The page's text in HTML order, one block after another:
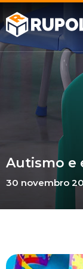
Autismo e
30 novembro